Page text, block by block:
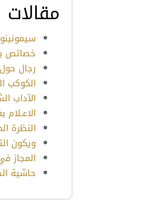
خصائص
رجال
الكوكب
الآداب
الاعـلام
النظرة
ويكون
المجاز
حاشية